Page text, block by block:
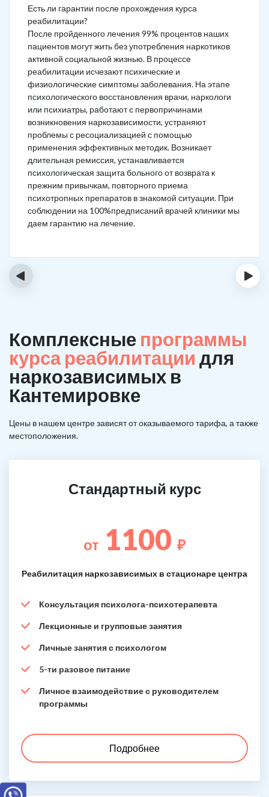
Есть ли гарантии после прохождения курса
реабилитации?
После пройденного лечения 99% процентов наших
пациентов могут жить без употребления наркотиков
активной социальной жизнью. В процессе
реабилитации исчезают психические и
физиологические симптомы заболевания. На этапе
психологического восстановления врачи, наркологи
или психиатры, работают с первопричинами
возникновения наркозависимости, устраняют
проблемы с ресоциализацией с помощью
применения эффективных методик. Возникает
длительная ремиссия, устанавливается
психологическая защита больного от возврата к
прежним привычкам, повторного приема
психотропных препаратов в знакомой ситуации. При
соблюдении на 100%предписаний врачей клиники мы
даем гарантию на лечение.
‹ ›
Комплексные программы
курса реабилитации для
наркозависимых в
Кантемировке
Цены в нашем центре зависят от оказываемого тарифа, а также
местоположения.
Стандартный курс
от 1100 ₽
Реабилитация наркозависимых в стационаре центра
Консультация психолога-психотерапевта
Лекционные и групповые занятия
Личные занятия с психологом
5-ти разовое питание
Личное взаимодействие с руководителем
программы
Подробнее